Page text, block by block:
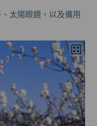
太陽眼鏡，以及備用